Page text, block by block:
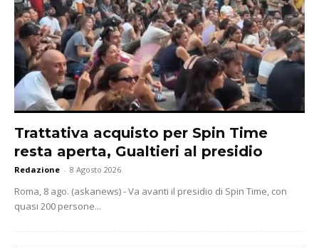
Trattativa acquisto per Spin Time
resta aperta, Gualtieri al presidio
Redazione - 8 Agosto 2026
Roma, 8 ago. (askanews) - Va avanti il presidio di Spin Time, con
quasi 200 persone...